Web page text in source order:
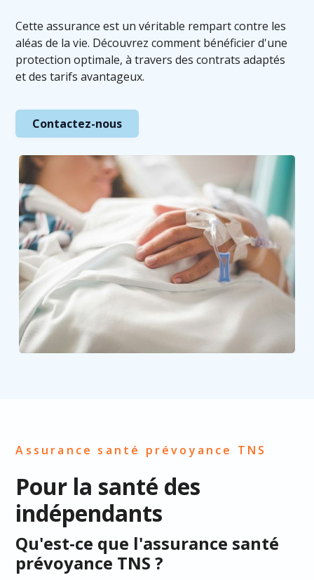
Cette assurance est un véritable rempart contre les
aléas de la vie. Découvrez comment bénéficier d'une
protection optimale, à travers des contrats adaptés
et des tarifs avantageux.
Contactez-nous
Assurance santé prévoyance TNS
Pour la santé des
indépendants
Qu'est-ce que l'assurance santé
prévoyance TNS ?